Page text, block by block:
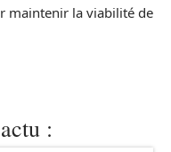
maintenir la viabilité de
: